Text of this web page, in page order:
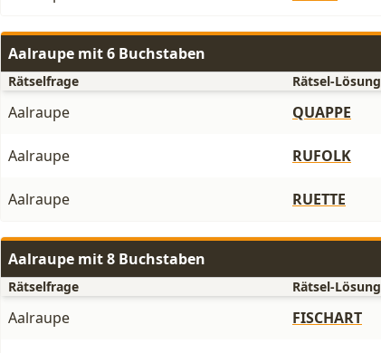
Aalraupe mit 6 Buchstaben
Rätselfrage Rätsel-Lösung
Aalraupe QUAPPE
Aalraupe RUFOLK
Aalraupe RUETTE
Aalraupe mit 8 Buchstaben
Rätselfrage Rätsel-Lösung
Aalraupe FISCHART